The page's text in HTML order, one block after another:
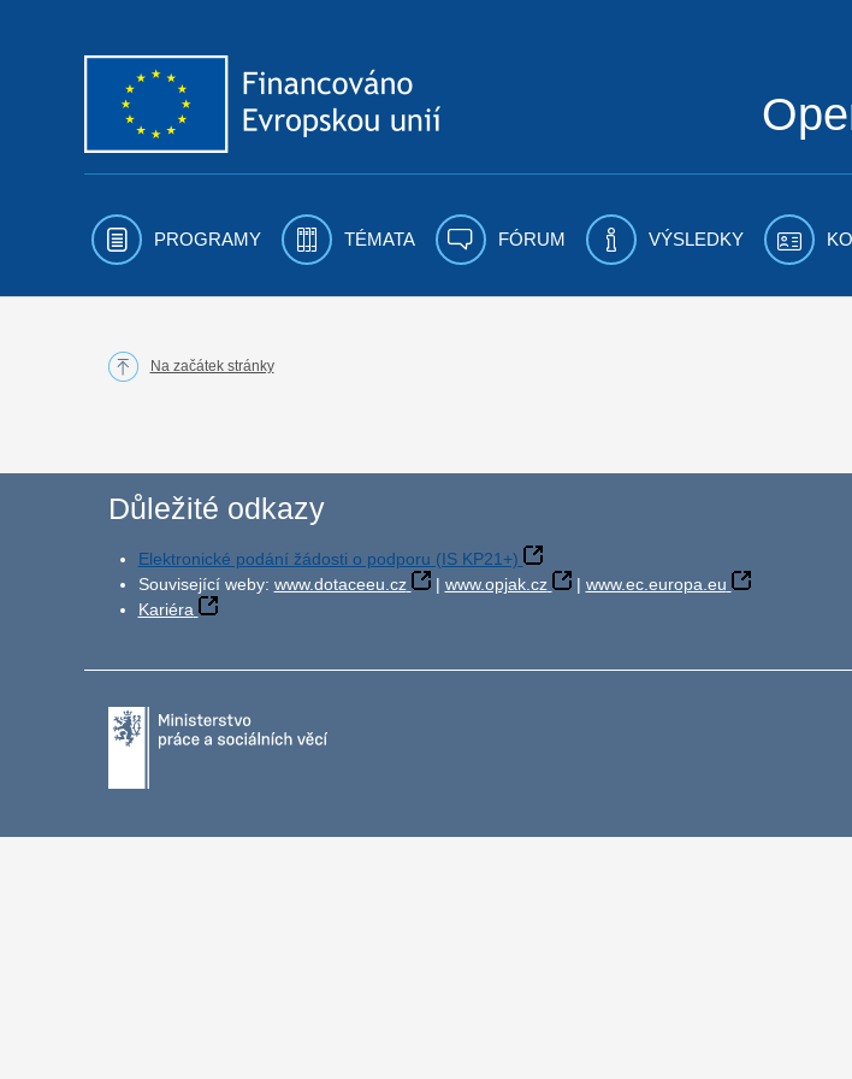
PROGRAMY TÉMATA FÓRUM VÝSLEDKY
Na začátek stránky
Důležité odkazy
Elektronické podání žádosti o podporu (IS KP21+)
Související weby: www.dotaceeu.cz | www.opjak.cz | www.ec.europa.eu
Kariéra